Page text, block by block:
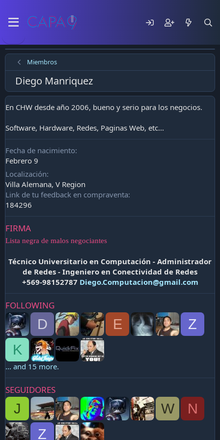
Miembros
Diego Manriquez
En CHW desde año 2006, bueno y serio para los negocios.
Software, Hardware, Redes, Paginas Web, etc...
Fecha de nacimiento
Febrero 9
Localización
Villa Alemana, V Region
Link de tu feedback en compraventa
184296
FIRMA
Lista negra de malos negociantes
Técnico Universitario en Computación - Administrador
de Redes - Ingeniero en Conectividad de Redes
+569-98152787 Diego.Computacion@gmail.com
FOLLOWING
D E
Z
K
... and 15 more.
SEGUIDORES
J W
N
Z